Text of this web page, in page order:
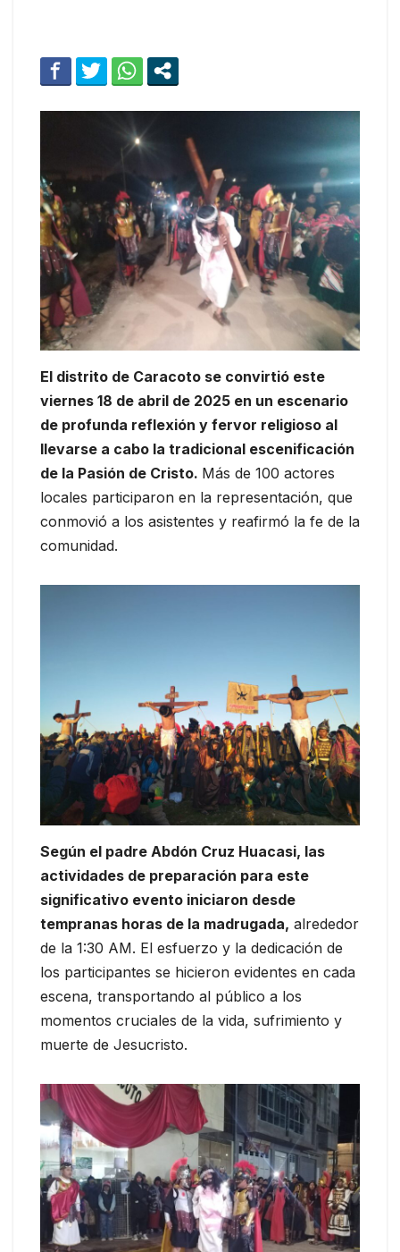
El distrito de Caracoto se convirtió este
viernes 18 de abril de 2025 en un escenario
de profunda reflexión y fervor religioso al
llevarse a cabo la tradicional escenificación
de la Pasión de Cristo. Más de 100 actores
locales participaron en la representación, que
conmovió a los asistentes y reafirmó la fe de la
comunidad.
Según el padre Abdón Cruz Huacasi, las
actividades de preparación para este
significativo evento iniciaron desde
tempranas horas de la madrugada, alrededor
de la 1:30 AM. El esfuerzo y la dedicación de
los participantes se hicieron evidentes en cada
escena, transportando al público a los
momentos cruciales de la vida, sufrimiento y
muerte de Jesucristo.